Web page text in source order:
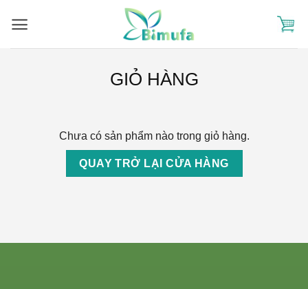
GIỎ HÀNG
Chưa có sản phẩm nào trong giỏ hàng.
QUAY TRỞ LẠI CỬA HÀNG